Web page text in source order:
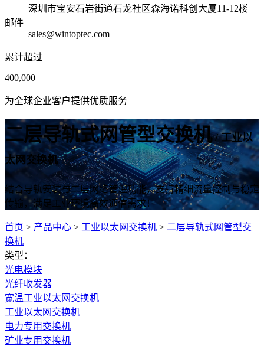
深圳市宝安石岩街道石龙社区森海诺科创大厦11-12楼
邮件
sales@wintoptec.com
累计超过
400,000
为全球企业客户提供优质服务
二层导轨式网管型交换机/ 工业以
太网交换机
结合导轨安装与二层网络管理功能，支持精细流量控制与稳定
传输，满足工业环境高效通信需求！
首页 > 产品中心 > 工业以太网交换机 > 二层导轨式网管型交
换机
类型：
光电模块
光纤收发器
宽温工业以太网交换机
工业以太网交换机
电力专用交换机
矿业专用交换机